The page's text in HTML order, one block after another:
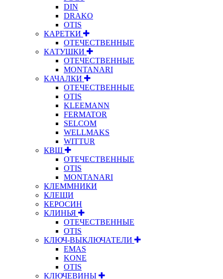
DIN
DRAKO
OTIS
КАРЕТКИ
ОТЕЧЕСТВЕННЫЕ
КАТУШКИ
ОТЕЧЕСТВЕННЫЕ
MONTANARI
КАЧАЛКИ
ОТЕЧЕСТВЕННЫЕ
OTIS
KLEEMANN
FERMATOR
SELCOM
WELLMAKS
WITTUR
КВШ
ОТЕЧЕСТВЕННЫЕ
OTIS
MONTANARI
КЛЕММНИКИ
КЛЕЩИ
КЕРОСИН
КЛИНЬЯ
ОТЕЧЕСТВЕННЫЕ
OTIS
КЛЮЧ-ВЫКЛЮЧАТЕЛИ
EMAS
KONE
OTIS
КЛЮЧЕВИНЫ